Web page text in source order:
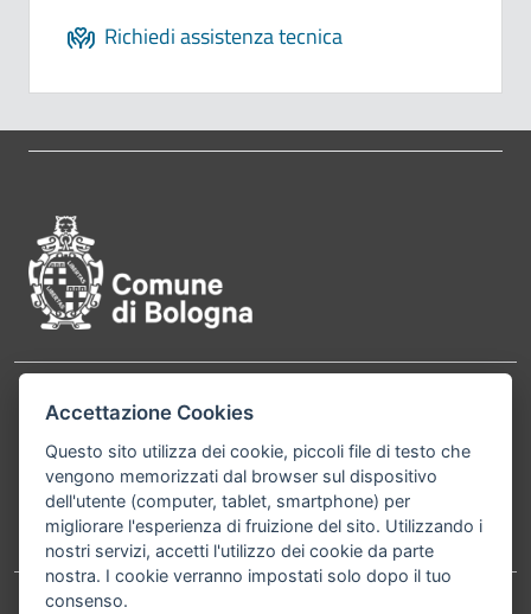
Richiedi assistenza tecnica
Contatti
Comune di Bologna, Piazza Maggiore, 6 - 40124
Bologna P.Iva 01232710374 Cod. IBAN: IT 88 R
02008 02435 000020067156
Telefono:051203040
Accettazione Cookies
Questo sito utilizza dei cookie, piccoli file di testo che
vengono memorizzati dal browser sul dispositivo
dell'utente (computer, tablet, smartphone) per
migliorare l'esperienza di fruizione del sito. Utilizzando i
nostri servizi, accetti l'utilizzo dei cookie da parte
nostra. I cookie verranno impostati solo dopo il tuo
consenso.